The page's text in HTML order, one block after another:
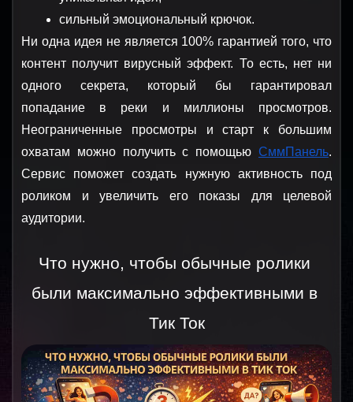
сильный эмоциональный крючок.
Ни одна идея не является 100% гарантией того, что
контент получит вирусный эффект. То есть, нет ни
одного секрета, который бы гарантировал
попадание в реки и миллионы просмотров.
Неограниченные просмотры и старт к большим
охватам можно получить с помощью СммПанель.
Сервис поможет создать нужную активность под
роликом и увеличить его показы для целевой
аудитории.
Что нужно, чтобы обычные ролики
были максимально эффективными в
Тик Ток